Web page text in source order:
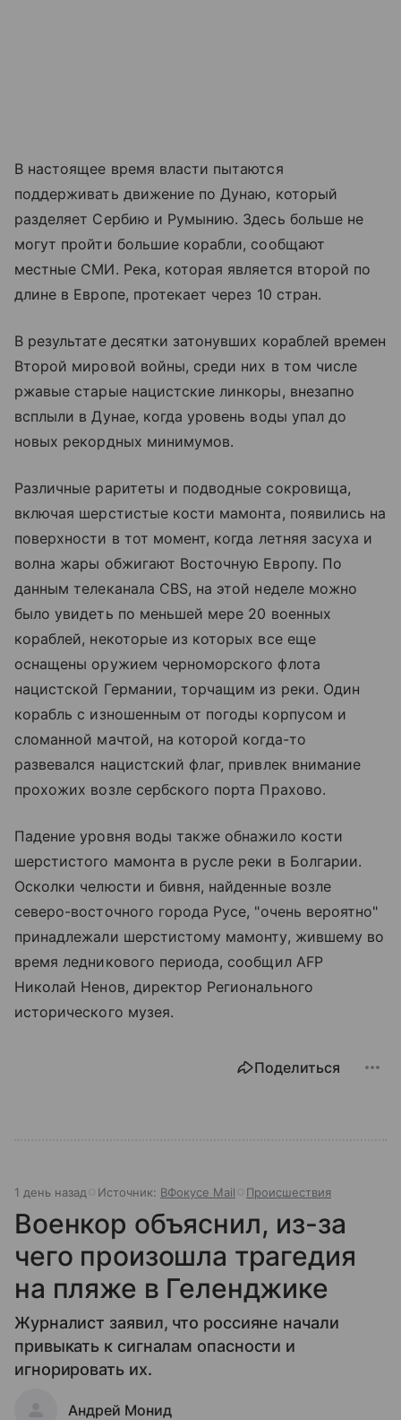
В настоящее время власти пытаются
поддерживать движение по Дунаю, который
разделяет Сербию и Румынию. Здесь больше не
могут пройти большие корабли, сообщают
местные СМИ. Река, которая является второй по
длине в Европе, протекает через 10 стран.
В результате десятки затонувших кораблей времен
Второй мировой войны, среди них в том числе
ржавые старые нацистские линкоры, внезапно
всплыли в Дунае, когда уровень воды упал до
новых рекордных минимумов.
Различные раритеты и подводные сокровища,
включая шерстистые кости мамонта, появились на
поверхности в тот момент, когда летняя засуха и
волна жары обжигают Восточную Европу. По
данным телеканала CBS, на этой неделе можно
было увидеть по меньшей мере 20 военных
кораблей, некоторые из которых все еще
оснащены оружием черноморского флота
нацистской Германии, торчащим из реки. Один
корабль с изношенным от погоды корпусом и
сломанной мачтой, на которой когда-то
развевался нацистский флаг, привлек внимание
прохожих возле сербского порта Прахово.
Падение уровня воды также обнажило кости
шерстистого мамонта в русле реки в Болгарии.
Осколки челюсти и бивня, найденные возле
северо-восточного города Русе, "очень вероятно"
принадлежали шерстистому мамонту, жившему во
время ледникового периода, сообщил AFP
Николай Ненов, директор Регионального
исторического музея.
Поделиться
1 день назад Источник: ВФокусе Mail Происшествия
Военкор объяснил, из-за
чего произошла трагедия
на пляже в Геленджике
Журналист заявил, что россияне начали
привыкать к сигналам опасности и
игнорировать их.
Андрей Монид